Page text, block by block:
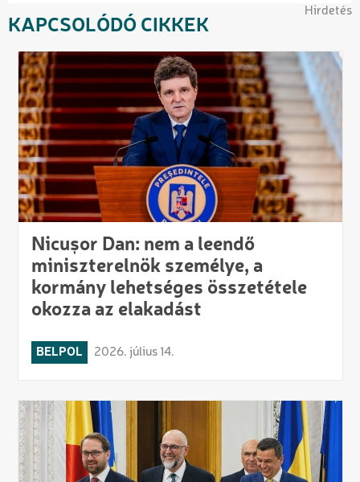
Hirdetés
KAPCSOLÓDÓ CIKKEK
Nicușor Dan: nem a leendő
miniszterelnök személye, a
kormány lehetséges összetétele
okozza az elakadást
BELPOL 2026. július 14.